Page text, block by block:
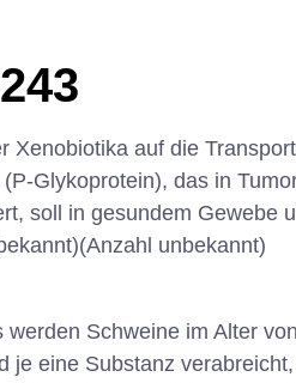
Xenobiotika auf die
Glykoprotein), das in
soll in gesundem Gewebe
unbekannt)
werden Schweine im Alter
je eine Substanz